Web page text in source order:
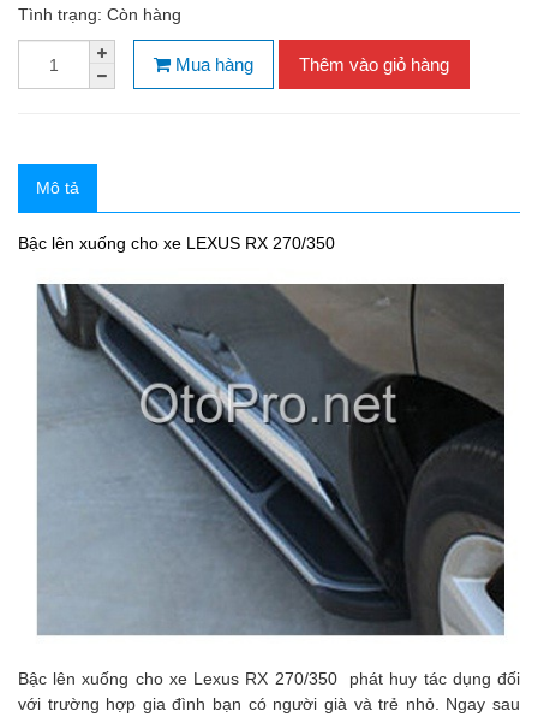
Tình trạng: Còn hàng
Mua hàng Thêm vào giỏ hàng
Mô tả
Bậc lên xuống cho xe LEXUS RX 270/350
Bậc lên xuống cho xe Lexus RX 270/350
phát huy tác dụng đối
với trường hợp gia đình bạn có người già và trẻ nhỏ. Ngay sau